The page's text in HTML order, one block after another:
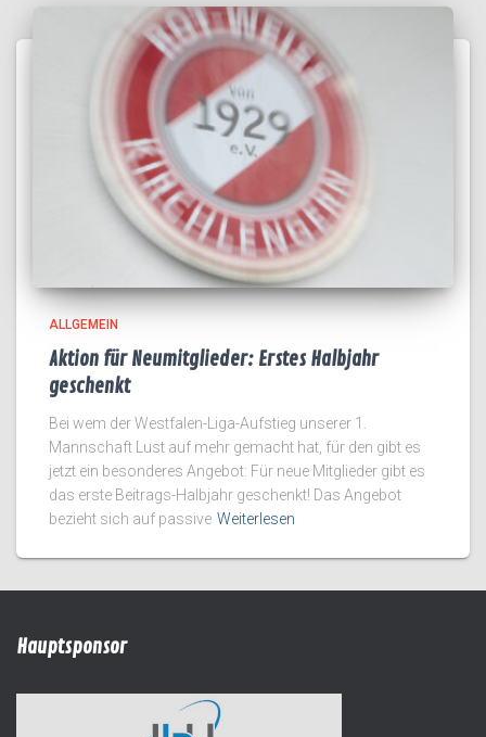
ALLGEMEIN
Aktion für Neumitglieder: Erstes Halbjahr
geschenkt
Bei wem der Westfalen-Liga-Aufstieg unserer 1.
Mannschaft Lust auf mehr gemacht hat, für den gibt es
jetzt ein besonderes Angebot: Für neue Mitglieder gibt es
das erste Beitrags-Halbjahr geschenkt! Das Angebot
bezieht sich auf passive Weiterlesen
Hauptsponsor